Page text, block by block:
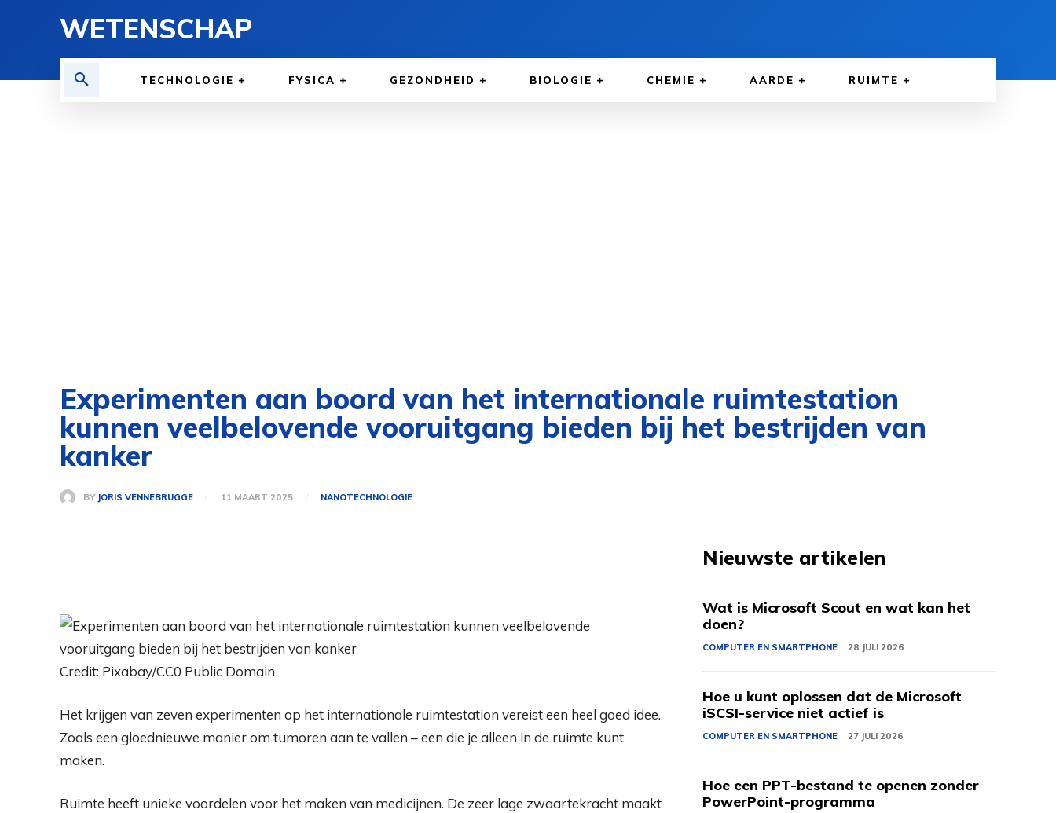
WETENSCHAP
TECHNOLOGIE FYSICA GEZONDHEID BIOLOGIE CHEMIE AARDE RUIMTE
Experimenten aan boord van het internationale ruimtestation
kunnen veelbelovende vooruitgang bieden bij het bestrijden van
kanker
BY JORIS VENNEBRUGGE 11 MAART 2025 NANOTECHNOLOGIE
Credit: Pixabay/CC0 Public Domain
Het krijgen van zeven experimenten op het internationale ruimtestation vereist een heel goed idee.
Zoals een gloednieuwe manier om tumoren aan te vallen – een die je alleen in de ruimte kunt
maken.
Ruimte heeft unieke voordelen voor het maken van medicijnen. De zeer lage zwaartekracht maakt
Nieuwste artikelen
Wat is Microsoft Scout en wat kan het
doen?
COMPUTER EN SMARTPHONE 28 JULI 2026
Hoe u kunt oplossen dat de Microsoft
iSCSI-service niet actief is
COMPUTER EN SMARTPHONE 27 JULI 2026
Hoe een PPT-bestand te openen zonder
PowerPoint-programma